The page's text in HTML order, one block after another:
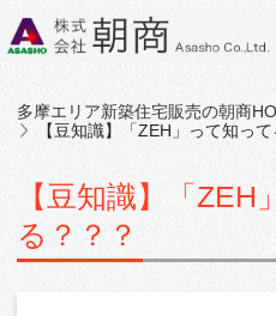
多摩エリア新築住宅販売の朝商
【豆知識】「ZEH」って知って
【豆知識】「ZEH
る？？？